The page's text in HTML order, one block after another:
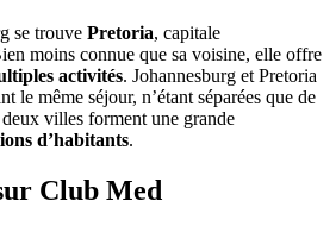
se trouve Pretoria, capitale
moins connue que sa voisine, elle offre
activités. Johannesburg et Pretoria
le même séjour, n’étant séparées que de
villes forment une grande
d’habitants.
Club Med